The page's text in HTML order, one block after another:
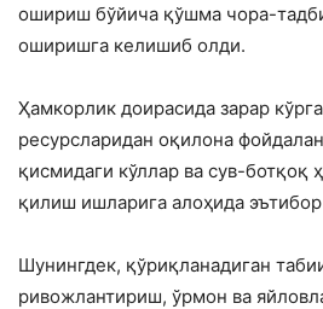
ошириш бўйича қўшма чора-
оширишга келишиб олди.
Ҳамкорлик доирасида зарар
ресурсларидан оқилона
қисмидаги кўллар ва сув-ботқоқ
қилиш ишларига алоҳида
Шунингдек, қўриқланадиган
ривожлантириш, ўрмон ва